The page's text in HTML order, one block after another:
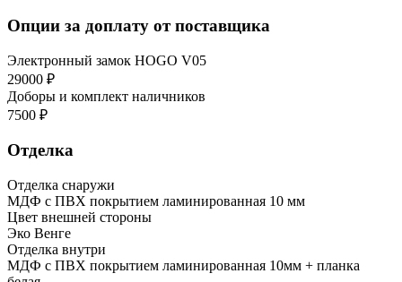
Опции за доплату от поставщика
Электронный замок HOGO V05
29000 ₽
Доборы и комплект наличников
7500 ₽
Отделка
Отделка снаружи
МДФ с ПВХ покрытием ламинированная 10 мм
Цвет внешней стороны
Эко Венге
Отделка внутри
МДФ с ПВХ покрытием ламинированная 10мм + планка